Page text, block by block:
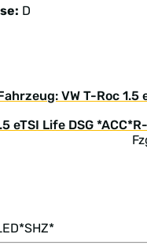
D
VW T-Roc 1.5